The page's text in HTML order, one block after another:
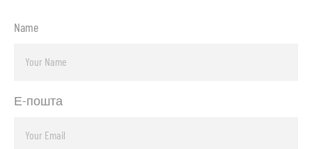
Name
Е-пошта